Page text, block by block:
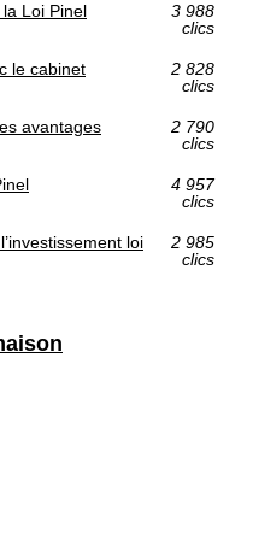
Loi Pinel
3 988
clics
le cabinet
2 828
clics
avantages
2 790
clics
4 957
clics
loi
2 985
clics